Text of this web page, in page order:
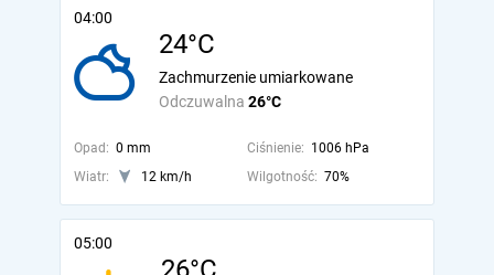
04:00
24°C
Odczuwalna 26°C
Zachmurzenie umiarkowane
Opad: 0 mm Ciśnienie: 1006 hPa
Wiatr:
12 km/h Wilgotność: 70%
05:00